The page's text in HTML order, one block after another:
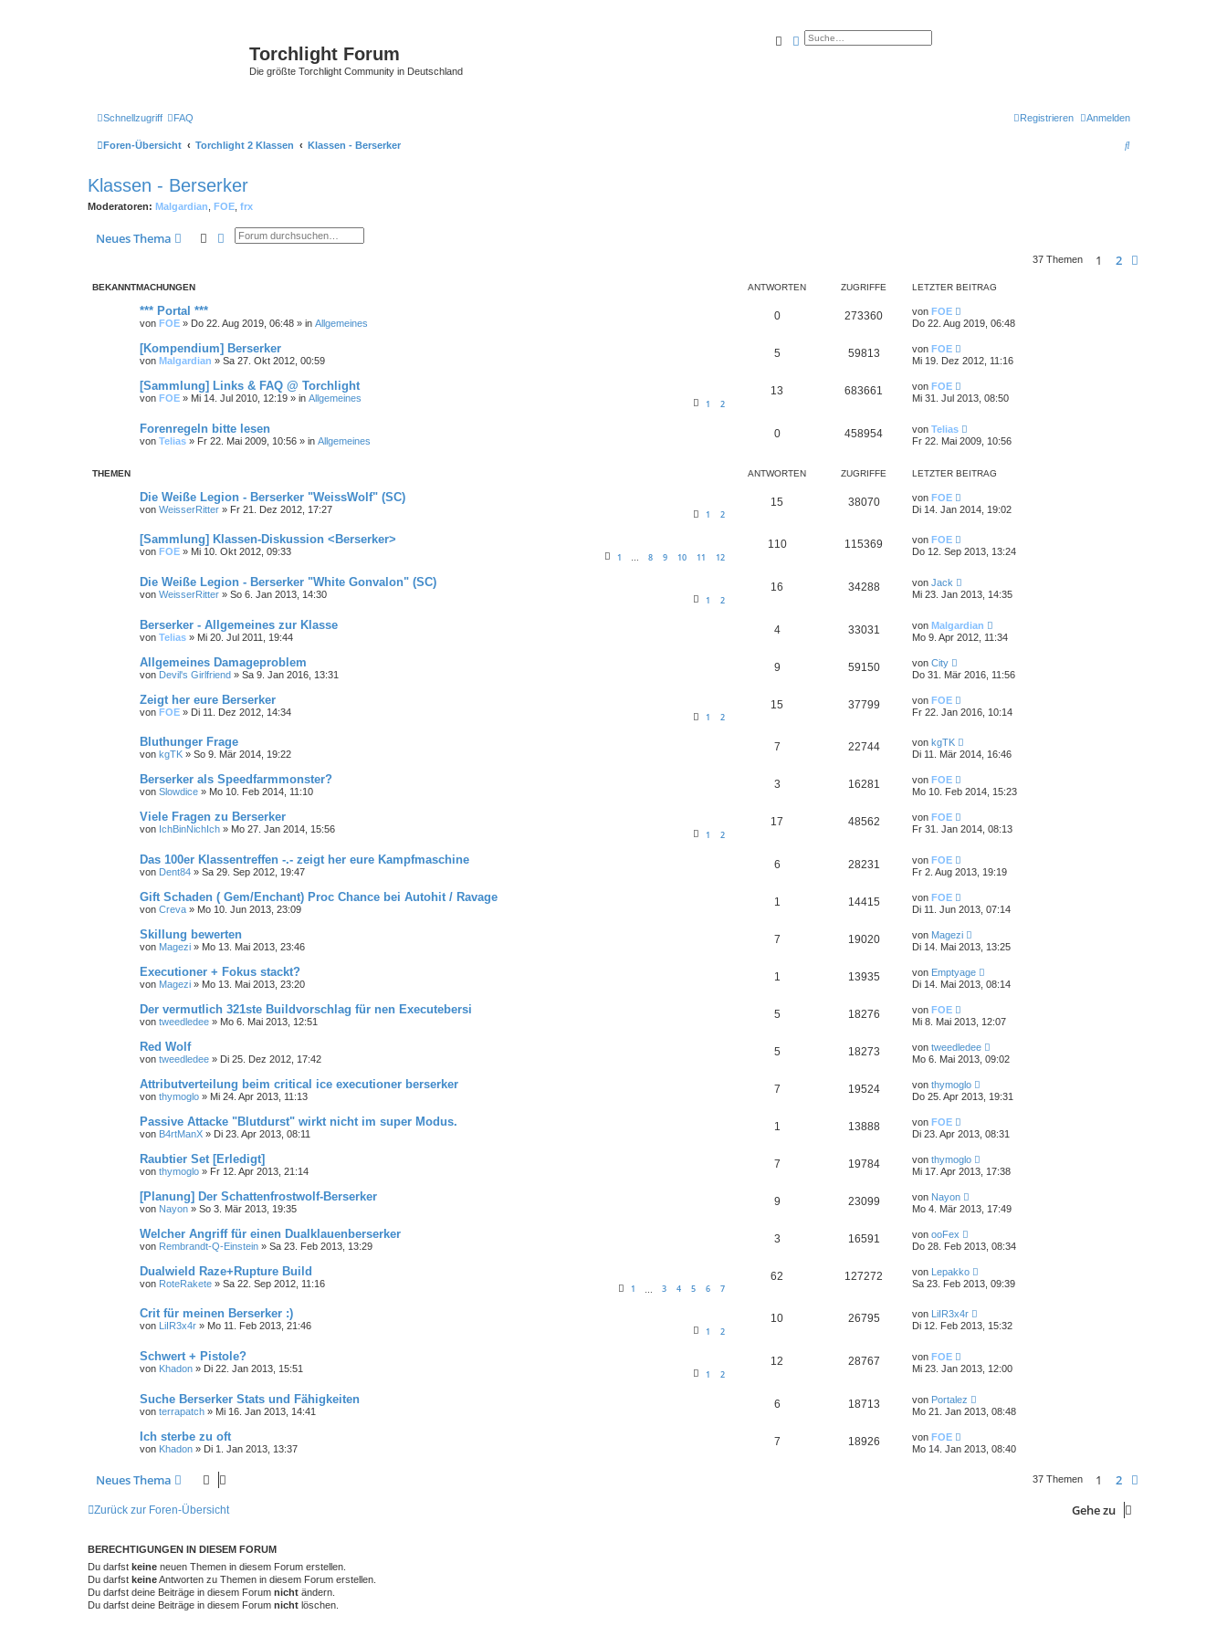
Torchlight Forum
Die größte Torchlight Community in Deutschland
SucheErweiterte Suche
Schnellzugriff FAQ Anmelden
Registrieren
Foren-Übersicht Torchlight 2 Klassen Klassen - Berserker
S
Klassen - Berserker
Moderatoren: Malgardian FOE frx
Neues Thema SucheErweiterte Suche
37 Themen 1 2
BEKANNTMACHUNGEN ANTWORTEN ZUGRIFFE LETZTER BEITRAG
*** Portal ***
von FOE » Do 22. Aug 2019, 06:48 » in Allgemeines
0 273360 von FOE
Do 22. Aug 2019, 06:48
[Kompendium] Berserker
von Malgardian » Sa 27. Okt 2012, 00:59
5 59813 von FOE
Mi 19. Dez 2012, 11:16
[Sammlung] Links & FAQ @ Torchlight
von FOE » Mi 14. Jul 2010, 12:19 » in Allgemeines 1 2
13 683661 von FOE
Mi 31. Jul 2013, 08:50
Forenregeln bitte lesen
von Telias » Fr 22. Mai 2009, 10:56 » in Allgemeines
0 458954 von Telias
Fr 22. Mai 2009, 10:56
THEMEN ANTWORTEN ZUGRIFFE LETZTER BEITRAG
Die Weiße Legion - Berserker "WeissWolf" (SC)
von WeisserRitter » Fr 21. Dez 2012, 17:27 1 2
15 38070 von FOE
Di 14. Jan 2014, 19:02
[Sammlung] Klassen-Diskussion <Berserker>
von FOE » Mi 10. Okt 2012, 09:33 1 … 8 9 10 11 12
110 115369 von FOE
Do 12. Sep 2013, 13:24
Die Weiße Legion - Berserker "White Gonvalon" (SC)
von WeisserRitter » So 6. Jan 2013, 14:30 1 2
16 34288 von Jack
Mi 23. Jan 2013, 14:35
Berserker - Allgemeines zur Klasse
von Telias » Mi 20. Jul 2011, 19:44
4 33031 von Malgardian
Mo 9. Apr 2012, 11:34
Allgemeines Damageproblem
von Devil's Girlfriend » Sa 9. Jan 2016, 13:31
9 59150 von City
Do 31. Mär 2016, 11:56
Zeigt her eure Berserker
von FOE » Di 11. Dez 2012, 14:34 1 2
15 37799 von FOE
Fr 22. Jan 2016, 10:14
Bluthunger Frage
von kgTK » So 9. Mär 2014, 19:22
7 22744 von kgTK
Di 11. Mär 2014, 16:46
Berserker als Speedfarmmonster?
von Slowdice » Mo 10. Feb 2014, 11:10
3 16281 von FOE
Mo 10. Feb 2014, 15:23
Viele Fragen zu Berserker
von IchBinNichIch » Mo 27. Jan 2014, 15:56 1 2
17 48562 von FOE
Fr 31. Jan 2014, 08:13
Das 100er Klassentreffen -.- zeigt her eure Kampfmaschine
von Dent84 » Sa 29. Sep 2012, 19:47
6 28231 von FOE
Fr 2. Aug 2013, 19:19
Gift Schaden ( Gem/Enchant) Proc Chance bei Autohit / Ravage
von Creva » Mo 10. Jun 2013, 23:09
1 14415 von FOE
Di 11. Jun 2013, 07:14
Skillung bewerten
von Magezi » Mo 13. Mai 2013, 23:46
7 19020 von Magezi
Di 14. Mai 2013, 13:25
Executioner + Fokus stackt?
von Magezi » Mo 13. Mai 2013, 23:20
1 13935 von Emptyage
Di 14. Mai 2013, 08:14
Der vermutlich 321ste Buildvorschlag für nen Executebersi
von tweedledee » Mo 6. Mai 2013, 12:51
5 18276 von FOE
Mi 8. Mai 2013, 12:07
Red Wolf
von tweedledee » Di 25. Dez 2012, 17:42
5 18273 von tweedledee
Mo 6. Mai 2013, 09:02
Attributverteilung beim critical ice executioner berserker
von thymoglo » Mi 24. Apr 2013, 11:13
7 19524 von thymoglo
Do 25. Apr 2013, 19:31
Passive Attacke "Blutdurst" wirkt nicht im super Modus.
von B4rtManX » Di 23. Apr 2013, 08:11
1 13888 von FOE
Di 23. Apr 2013, 08:31
Raubtier Set [Erledigt]
von thymoglo » Fr 12. Apr 2013, 21:14
7 19784 von thymoglo
Mi 17. Apr 2013, 17:38
[Planung] Der Schattenfrostwolf-Berserker
von Nayon » So 3. Mär 2013, 19:35
9 23099 von Nayon
Mo 4. Mär 2013, 17:49
Welcher Angriff für einen Dualklauenberserker
von Rembrandt-Q-Einstein » Sa 23. Feb 2013, 13:29
3 16591 von ooFex
Do 28. Feb 2013, 08:34
Dualwield Raze+Rupture Build
von RoteRakete » Sa 22. Sep 2012, 11:16 1 3 4 5 6 7
62 127272 von Lepakko
Sa 23. Feb 2013, 09:39
Crit für meinen Berserker :)
von LiIR3x4r » Mo 11. Feb 2013, 21:46 1 2
10 26795 von LiIR3x4r
Di 12. Feb 2013, 15:32
Schwert + Pistole?
von Khadon » Di 22. Jan 2013, 15:51 1 2
12 28767 von FOE
Mi 23. Jan 2013, 12:00
Suche Berserker Stats und Fähigkeiten
von terrapatch » Mi 16. Jan 2013, 14:41
6 18713 von Portalez
Mo 21. Jan 2013, 08:48
Ich sterbe zu oft
von Khadon » Di 1. Jan 2013, 13:37
7 18926 von FOE
Mo 14. Jan 2013, 08:40
Neues Thema 37 Themen 1 2
Zurück zur Foren-Übersicht Gehe zu
BERECHTIGUNGEN IN DIESEM FORUM
Du darfst keine neuen Themen in diesem Forum erstellen.
Du darfst keineAntworten zu Themen in diesem Forum erstellen.
Du darfst deine Beiträge in diesem Forum nicht ändern.
Du darfst deine Beiträge in diesem Forum nicht löschen.